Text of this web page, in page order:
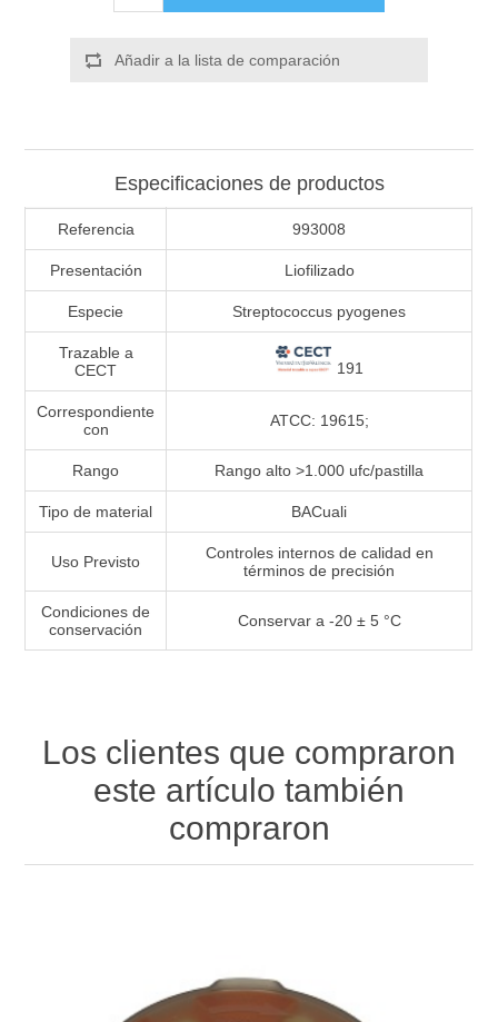
Añadir a la lista de comparación
Especificaciones de productos
Referencia 993008
Presentación Liofilizado
Especie Streptococcus pyogenes
Trazable a
CECT
191
Correspondiente
con
ATCC: 19615;
Rango Rango alto >1.000 ufc/pastilla
Tipo de material BACuali
Uso Previsto
Controles internos de calidad en
términos de precisión
Condiciones de
conservación
Conservar a -20 ± 5 °C
Los clientes que compraron
este artículo también
compraron